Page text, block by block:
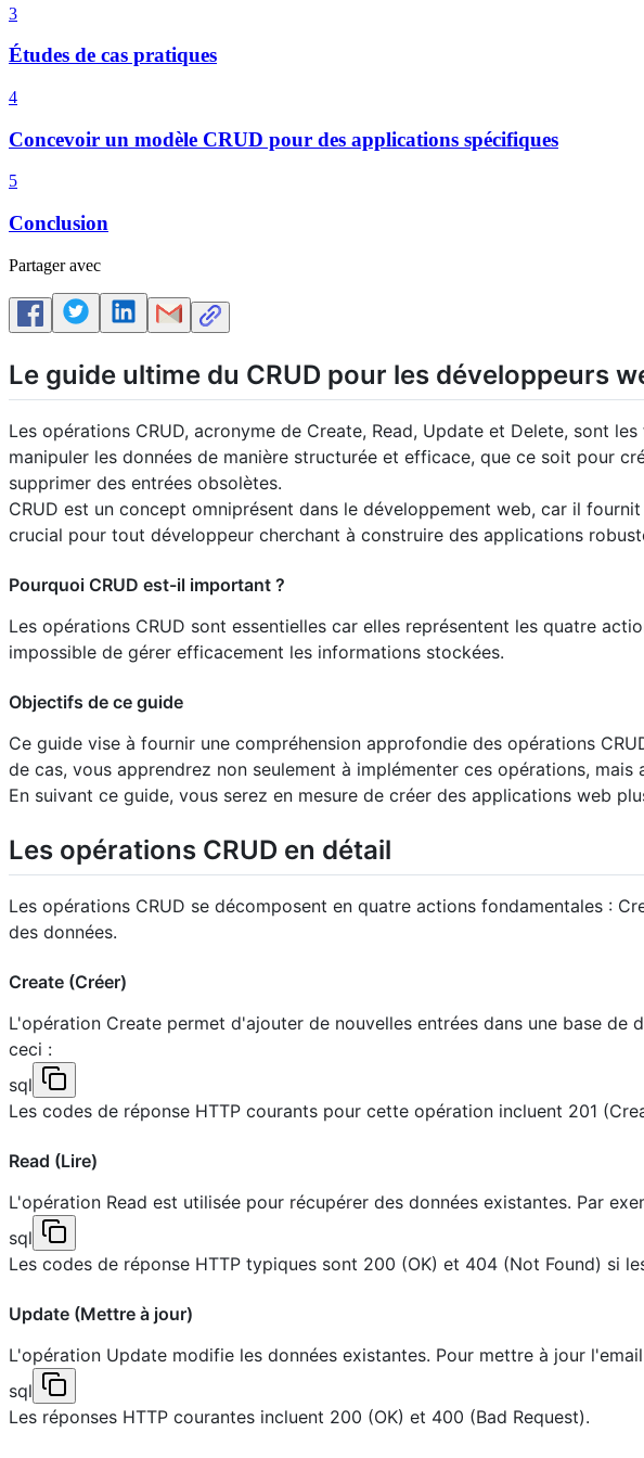
3
Études de cas pratiques
4
Concevoir un modèle CRUD pour des applications spécifiques
5
Conclusion
Partager avec
Le guide ultime du CRUD pour les développeurs
Les opérations CRUD, acronyme de Create, Read, Update et Delete, sont
manipuler les données de manière structurée et efficace, que ce soit pour
supprimer des entrées obsolètes.
CRUD est un concept omniprésent dans le développement web, car il
crucial pour tout développeur cherchant à construire des applications
Pourquoi CRUD est-il important ?
Les opérations CRUD sont essentielles car elles représentent les quatre
impossible de gérer efficacement les informations stockées.
Objectifs de ce guide
Ce guide vise à fournir une compréhension approfondie des opérations
de cas, vous apprendrez non seulement à implémenter ces opérations,
En suivant ce guide, vous serez en mesure de créer des applications web
Les opérations CRUD en détail
Les opérations CRUD se décomposent en quatre actions fondamentales :
des données.
Create (Créer)
L'opération Create permet d'ajouter de nouvelles entrées dans une base de
ceci :
sql
Les codes de réponse HTTP courants pour cette opération incluent 201
Read (Lire)
L'opération Read est utilisée pour récupérer des données existantes. Par
sql
Les codes de réponse HTTP typiques sont 200 (OK) et 404 (Not Found) si
Update (Mettre à jour)
L'opération Update modifie les données existantes. Pour mettre à jour
sql
Les réponses HTTP courantes incluent 200 (OK) et 400 (Bad Request).